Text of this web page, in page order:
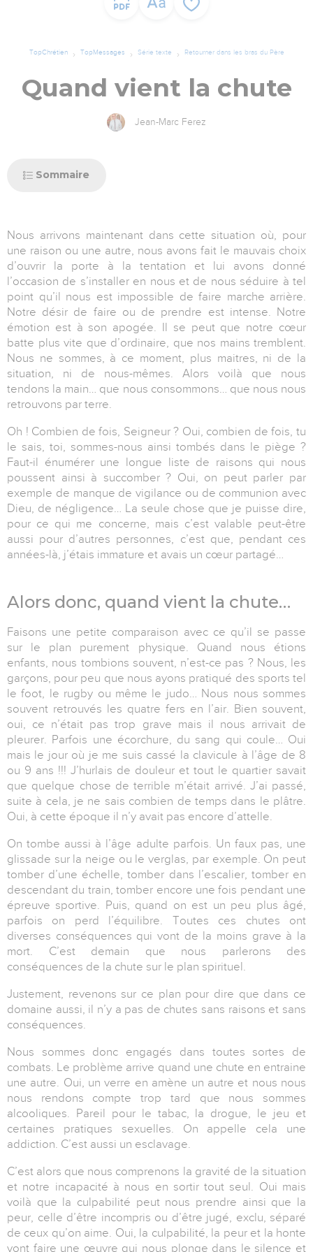
TopChrétien TopMessages Série texte Retourner dans les bras du Père
Quand vient la chute
Jean-Marc Ferez
Sommaire
Nous arrivons maintenant dans cette situation où, pour
une raison ou une autre, nous avons fait le mauvais choix
d’ouvrir la porte à la tentation et lui avons donné
l’occasion de s’installer en nous et de nous séduire à tel
point qu’il nous est impossible de faire marche arrière.
Notre désir de faire ou de prendre est intense. Notre
émotion est à son apogée. Il se peut que notre cœur
batte plus vite que d’ordinaire, que nos mains tremblent.
Nous ne sommes, à ce moment, plus maitres, ni de la
situation, ni de nous-mêmes. Alors voilà que nous
tendons la main… que nous consommons… que nous nous
retrouvons par terre.
Oh ! Combien de fois, Seigneur ? Oui, combien de fois, tu
le sais, toi, sommes-nous ainsi tombés dans le piège ?
Faut-il énumérer une longue liste de raisons qui nous
poussent ainsi à succomber ? Oui, on peut parler par
exemple de manque de vigilance ou de communion avec
Dieu, de négligence… La seule chose que je puisse dire,
pour ce qui me concerne, mais c’est valable peut-être
aussi pour d’autres personnes, c’est que, pendant ces
années-là, j’étais immature et avais un cœur partagé…
Alors donc, quand vient la chute…
Faisons une petite comparaison avec ce qu’il se passe
sur le plan purement physique. Quand nous étions
enfants, nous tombions souvent, n’est-ce pas ? Nous, les
garçons, pour peu que nous ayons pratiqué des sports tel
le foot, le rugby ou même le judo… Nous nous sommes
souvent retrouvés les quatre fers en l’air. Bien souvent,
oui, ce n’était pas trop grave mais il nous arrivait de
pleurer. Parfois une écorchure, du sang qui coule… Oui
mais le jour où je me suis cassé la clavicule à l’âge de 8
ou 9 ans !!! J’hurlais de douleur et tout le quartier savait
que quelque chose de terrible m’était arrivé. J’ai passé,
suite à cela, je ne sais combien de temps dans le plâtre.
Oui, à cette époque il n’y avait pas encore d’attelle.
On tombe aussi à l’âge adulte parfois. Un faux pas, une
glissade sur la neige ou le verglas, par exemple. On peut
tomber d’une échelle, tomber dans l’escalier, tomber en
descendant du train, tomber encore une fois pendant une
épreuve sportive. Puis, quand on est un peu plus âgé,
parfois on perd l’équilibre. Toutes ces chutes ont
diverses conséquences qui vont de la moins grave à la
mort. C’est demain que nous parlerons des
conséquences de la chute sur le plan spirituel.
Justement, revenons sur ce plan pour dire que dans ce
domaine aussi, il n’y a pas de chutes sans raisons et sans
conséquences.
Nous sommes donc engagés dans toutes sortes de
combats. Le problème arrive quand une chute en entraine
une autre. Oui, un verre en amène un autre et nous nous
nous rendons compte trop tard que nous sommes
alcooliques. Pareil pour le tabac, la drogue, le jeu et
certaines pratiques sexuelles. On appelle cela une
addiction. C’est aussi un esclavage.
C’est alors que nous comprenons la gravité de la situation
et notre incapacité à nous en sortir tout seul. Oui mais
voilà que la culpabilité peut nous prendre ainsi que la
peur, celle d’être incompris ou d’être jugé, exclu, séparé
de ceux qu’on aime. Oui, la culpabilité, la peur et la honte
vont faire une œuvre qui nous plonge dans le silence et